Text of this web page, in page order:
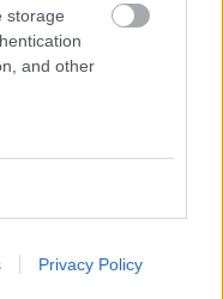
storage
and other
Privacy Policy